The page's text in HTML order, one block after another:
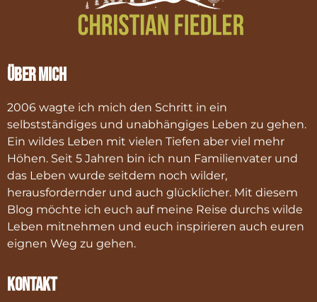
Über mich
2006 wagte ich mich den Schritt in ein
selbstständiges und unabhängiges Leben zu gehen.
Ein wildes Leben mit vielen Tiefen aber viel mehr
Höhen. Seit 5 Jahren bin ich nun Familienvater und
das Leben wurde seitdem noch wilder,
herausfordernder und auch glücklicher. Mit diesem
Blog möchte ich euch auf meine Reise durchs wilde
Leben mitnehmen und euch inspirieren auch euren
eignen Weg zu gehen.
Kontakt